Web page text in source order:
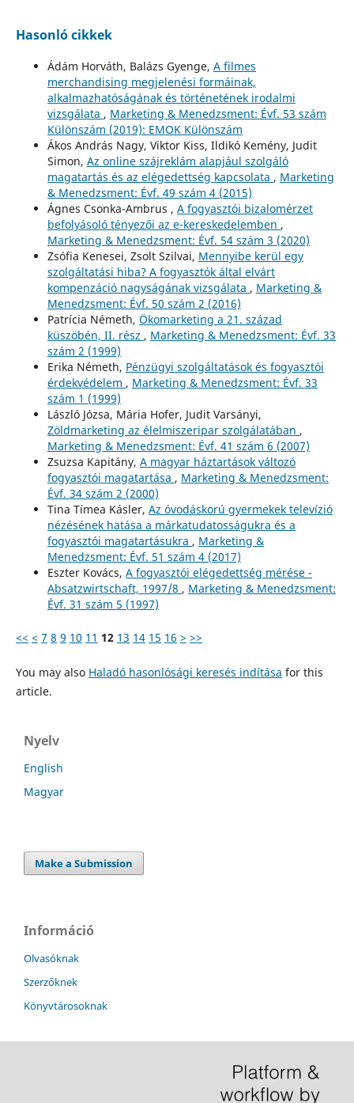
Hasonló cikkek
Ádám Horváth, Balázs Gyenge, A filmes
merchandising megjelenési formáinak,
alkalmazhatóságának és történetének irodalmi
vizsgálata , Marketing & Menedzsment: Évf. 53 szám
Különszám (2019): EMOK Különszám
Ákos András Nagy, Viktor Kiss, Ildikó Kemény, Judit
Simon, Az online szájreklám alapjául szolgáló
magatartás és az elégedettség kapcsolata , Marketing
& Menedzsment: Évf. 49 szám 4 (2015)
Ágnes Csonka-Ambrus , A fogyasztói bizalomérzet
befolyásoló tényezői az e-kereskedelemben ,
Marketing & Menedzsment: Évf. 54 szám 3 (2020)
Zsófia Kenesei, Zsolt Szilvai, Mennyibe kerül egy
szolgáltatási hiba? A fogyasztók által elvárt
kompenzáció nagyságának vizsgálata , Marketing &
Menedzsment: Évf. 50 szám 2 (2016)
Patrícia Németh, Ökomarketing a 21. század
küszöbén, II. rész , Marketing & Menedzsment: Évf. 33
szám 2 (1999)
Erika Németh, Pénzügyi szolgáltatások és fogyasztói
érdekvédelem , Marketing & Menedzsment: Évf. 33
szám 1 (1999)
László Józsa, Mária Hofer, Judit Varsányi,
Zöldmarketing az élelmiszeripar szolgálatában ,
Marketing & Menedzsment: Évf. 41 szám 6 (2007)
Zsuzsa Kapitány, A magyar háztartások változó
fogyasztói magatartása , Marketing & Menedzsment:
Évf. 34 szám 2 (2000)
Tina Tímea Kásler, Az óvodáskorú gyermekek televízió
nézésének hatása a márkatudatosságukra és a
fogyasztói magatartásukra , Marketing &
Menedzsment: Évf. 51 szám 4 (2017)
Eszter Kovács, A fogyasztói elégedettség mérése -
Absatzwirtschaft, 1997/8 , Marketing & Menedzsment:
Évf. 31 szám 5 (1997)
<< < 7 8 9 10 11 12 13 14 15 16 > >>
You may also Haladó hasonlósági keresés indítása for this
article.
Nyelv
English
Magyar
Make a Submission
Információ
Olvasóknak
Szerzőknek
Könyvtárosoknak